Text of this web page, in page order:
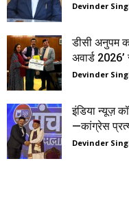
Devinder
डीसी अनुपम
अवार्ड
Devinder
इंडिया न्यूज़
—कांग्रेस
Devinder